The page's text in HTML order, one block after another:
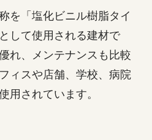
を「塩化ビニル樹脂タイ
して使用される建材で
れ、メンテナンスも比較
ィスや店舗、学校、病院
用されています。